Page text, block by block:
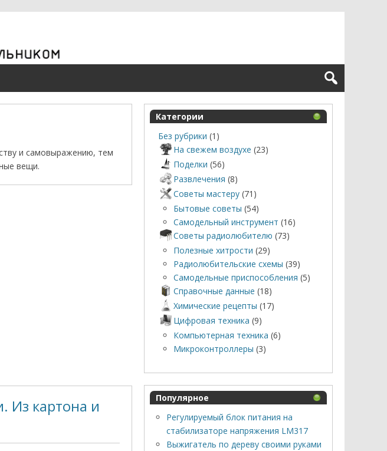
и самовыражению, тем
вещи.
Из картона и
Категории
Без рубрики (1)
На свежем воздухе (23)
Поделки (56)
Развлечения (8)
Советы мастеру (71)
Бытовые советы (54)
Самодельный инструмент (16)
Советы радиолюбителю (73)
Полезные хитрости (29)
Радиолюбительские схемы (39)
Самодельные приспособления (5)
Справочные данные (18)
Химические рецепты (17)
Цифровая техника (9)
Компьютерная техника (6)
Микроконтроллеры (3)
Популярное
Регулируемый блок питания на
стабилизаторе напряжения LM317
Выжигатель по дереву своими руками